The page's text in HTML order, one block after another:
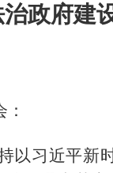
治政府建
以习近平新